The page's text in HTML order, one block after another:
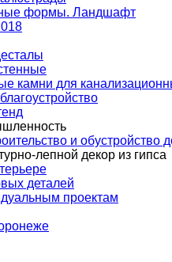
формы. Ландшафт
камни для
и обустройство
лепной декор из гипса
деталей
проектам